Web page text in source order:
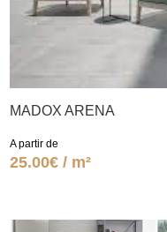
MADOX ARENA
A partir de
25.00€ / m²